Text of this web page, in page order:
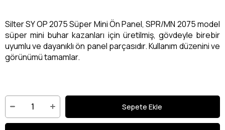
Silter SY OP 2075 Süper Mini Ön Panel, SPR/MN 2075 model
süper mini buhar kazanları için üretilmiş, gövdeyle birebir
uyumlu ve dayanıklı ön panel parçasıdır. Kullanım düzenini ve
görünümü tamamlar.